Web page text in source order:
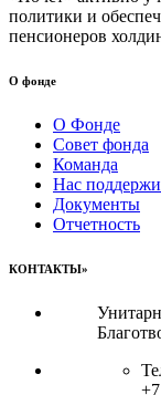
политики и
пенсионеров
О фонде
О Фонде
Совет фонда
Команда
Нас
Документы
Отчетность
КОНТАКТЫ»